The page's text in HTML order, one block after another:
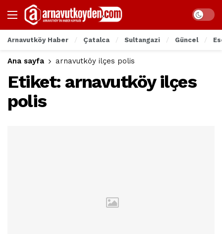
Arnavutköy Haber Çatalca Sultangazi Güncel
Ana sayfa arnavutköy ilçes polis
Etiket: arnavutköy ilçes
polis